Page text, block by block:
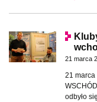
21 marca
21 marca
odbyło